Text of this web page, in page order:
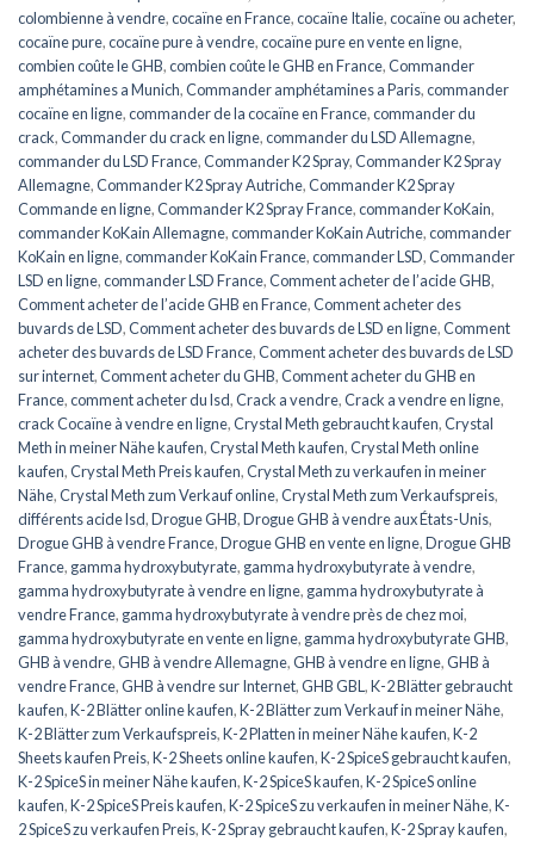
colombienne à vendre,cocaïne en France,cocaïne Italie,cocaïne ou acheter,
cocaïne pure,cocaïne pure à vendre,cocaïne pure en vente en ligne,
combien coûte le GHB,combien coûte le GHB en France,Commander
amphétamines a Munich,Commander amphétamines a Paris,commander
cocaïne en ligne,commander de la cocaïne en France,commander du
crack,Commander du crack en ligne,commander du LSD Allemagne,
commander du LSD France,Commander K2 Spray,Commander K2 Spray
Allemagne,Commander K2 Spray Autriche,Commander K2 Spray
Commande en ligne,Commander K2 Spray France,commander KoKain,
commander KoKain Allemagne,commander KoKain Autriche,commander
KoKain en ligne,commander KoKain France,commander LSD,Commander
LSD en ligne,commander LSD France,Comment acheter de l’acide GHB,
Comment acheter de l’acide GHB en France,Comment acheter des
buvards de LSD,Comment acheter des buvards de LSD en ligne,Comment
acheter des buvards de LSD France,Comment acheter des buvards de LSD
sur internet,Comment acheter du GHB,Comment acheter du GHB en
France,comment acheter du lsd,Crack a vendre,Crack a vendre en ligne,
crack Cocaïne à vendre en ligne,Crystal Meth gebraucht kaufen,Crystal
Meth in meiner Nähe kaufen,Crystal Meth kaufen,Crystal Meth online
kaufen,Crystal Meth Preis kaufen,Crystal Meth zu verkaufen in meiner
Nähe,Crystal Meth zum Verkauf online,Crystal Meth zum Verkaufspreis,
différents acide lsd,Drogue GHB,Drogue GHB à vendre aux États-Unis,
Drogue GHB à vendre France,Drogue GHB en vente en ligne,Drogue GHB
France, gamma hydroxybutyrate, gamma hydroxybutyrate à vendre,
gamma hydroxybutyrate à vendre en ligne, gamma hydroxybutyrate à
vendre France, gamma hydroxybutyrate à vendre près de chez moi,
gamma hydroxybutyrate en vente en ligne, gamma hydroxybutyrate GHB,
GHB à vendre,GHB à vendre Allemagne,GHB à vendre en ligne,GHB à
vendre France,GHB à vendre sur Internet,GHB GBL ,K-2 Blätter gebraucht
kaufen,K-2 Blätter online kaufen,K-2 Blätter zum Verkauf in meiner Nähe,
K-2 Blätter zum Verkaufspreis,K-2 Platten in meiner Nähe kaufen,K-2
Sheets kaufen Preis,K-2 Sheets online kaufen,K-2 SpiceS gebraucht kaufen,
K-2 SpiceS in meiner Nähe kaufen,K-2 SpiceS kaufen,K-2 SpiceS online
kaufen,K-2 SpiceS Preis kaufen,K-2 SpiceS zu verkaufen in meiner Nähe,K-
2 SpiceS zu verkaufen Preis,K-2 Spray gebraucht kaufen,K-2 Spray kaufen,